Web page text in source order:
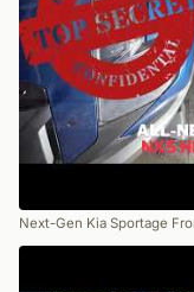
Next-Gen Kia Sportage